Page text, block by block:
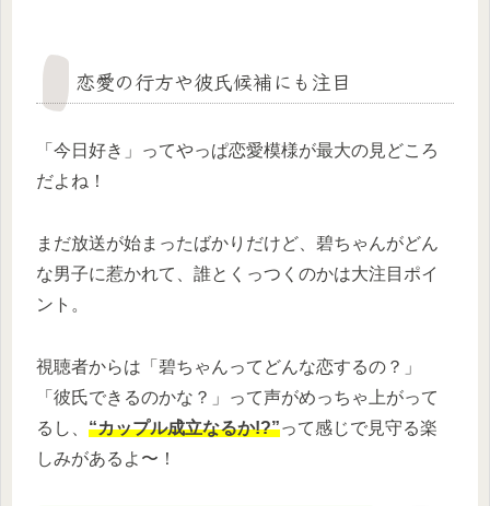
恋愛の行方や彼氏候補にも注目
「今日好き」ってやっぱ恋愛模様が最大の見どころ
だよね！
まだ放送が始まったばかりだけど、碧ちゃんがどん
な男子に惹かれて、誰とくっつくのかは大注目ポイ
ント。
視聴者からは「碧ちゃんってどんな恋するの？」
「彼氏できるのかな？」って声がめっちゃ上がって
るし、 “カップル成立なるか!?”って感じで見守る楽
しみがあるよ〜！